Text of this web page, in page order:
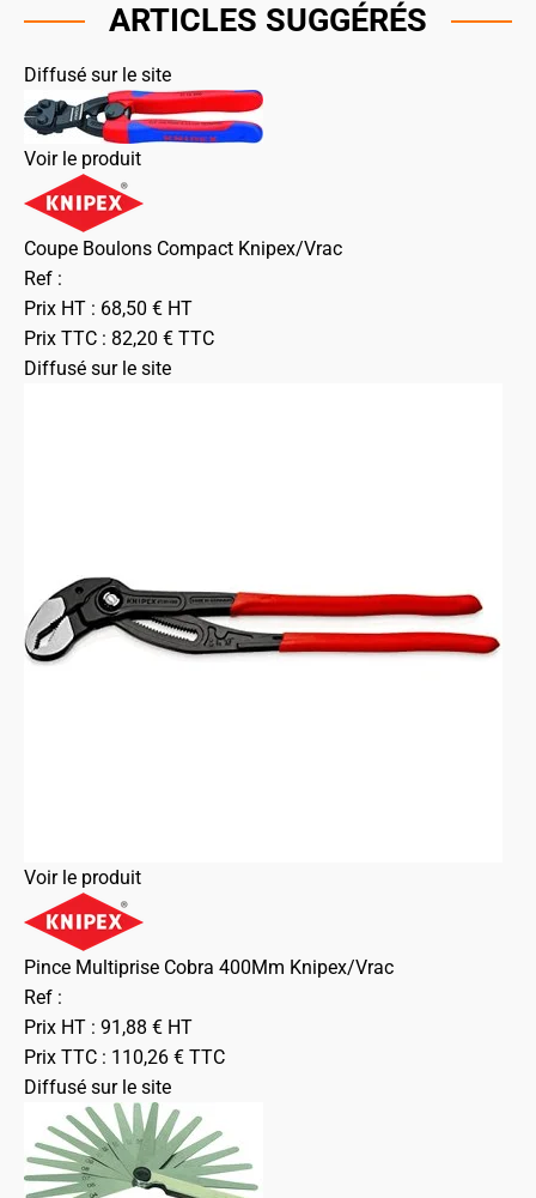
ARTICLES SUGGÉRÉS
Diffusé sur le site
Voir le produit
Coupe Boulons Compact Knipex/Vrac
Ref :
Prix HT : 68,50 € HT
Prix TTC : 82,20 € TTC
Diffusé sur le site
Voir le produit
Pince Multiprise Cobra 400Mm Knipex/Vrac
Ref :
Prix HT : 91,88 € HT
Prix TTC : 110,26 € TTC
Diffusé sur le site